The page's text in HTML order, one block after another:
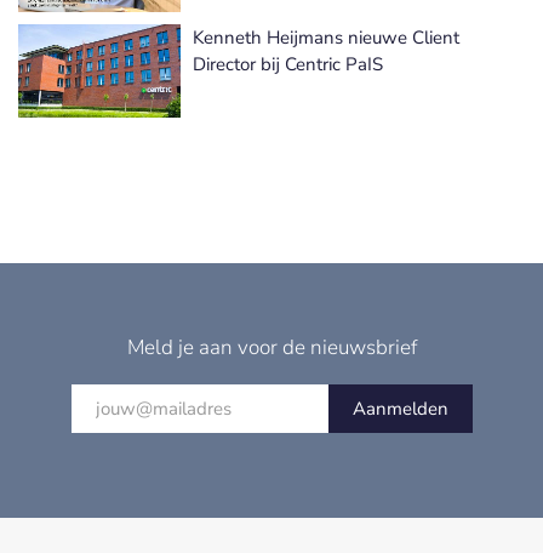
Kenneth Heijmans nieuwe Client
Director bij Centric PaIS
Meld je aan voor de nieuwsbrief
Aanmelden